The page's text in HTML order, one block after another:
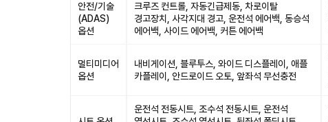
안전/기술
(ADAS)
옵션
크루즈 컨트롤, 자동긴급제동, 차로이탈
경고장치, 사각지대 경고, 운전석 에어백, 동승석
에어백, 사이드 에어백, 커튼 에어백
멀티미디어
옵션
내비게이션, 블루투스, 와이드 디스플레이, 애플
카플레이, 안드로이드 오토, 앞좌석 무선충전
운전석 전동시트, 조수석 전동시트, 운전석